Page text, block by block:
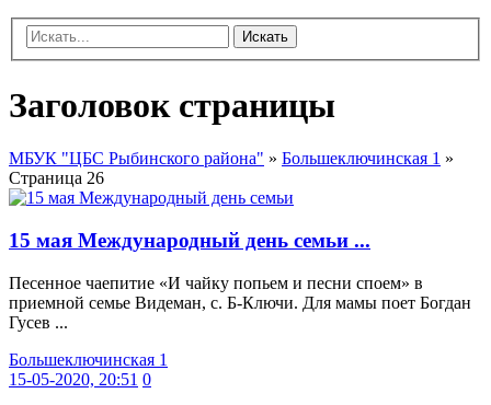
Искать
Заголовок страницы
МБУК "ЦБС Рыбинского района" » Большеключинская 1 »
Страница 26
15 мая Международный день семьи ...
Песенное чаепитие «И чайку попьем и песни споем» в
приемной семье Видеман, с. Б-Ключи. Для мамы поет Богдан
Гусев ...
Большеключинская 1
15-05-2020, 20:51 0